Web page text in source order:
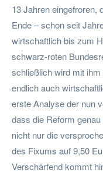
13 Jahren eingefroren,
Ende – schon seit
wirtschaftlich bis zum
schwarz-roten
schließlich wird mit
endlich auch
erste Analyse der nun
dass die Reform
nicht nur die
des Fixums auf 9,50
Verschärfend kommt